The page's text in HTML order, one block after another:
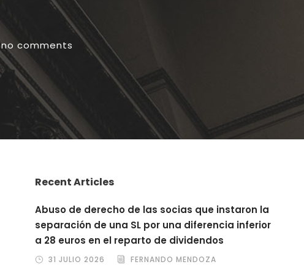
no comments
Recent Articles
Abuso de derecho de las socias que instaron la
separación de una SL por una diferencia inferior
a 28 euros en el reparto de dividendos
31 JULIO 2026 FERNANDO MENDOZA